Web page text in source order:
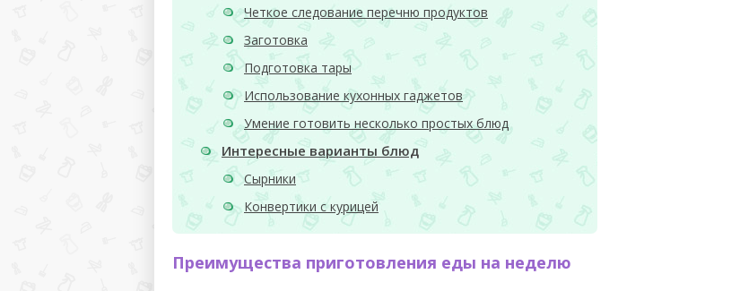
Четкое следование перечню продуктов
Заготовка
Подготовка тары
Использование кухонных гаджетов
Умение готовить несколько простых блюд
Интересные варианты блюд
Сырники
Конвертики с курицей
Преимущества приготовления еды на неделю